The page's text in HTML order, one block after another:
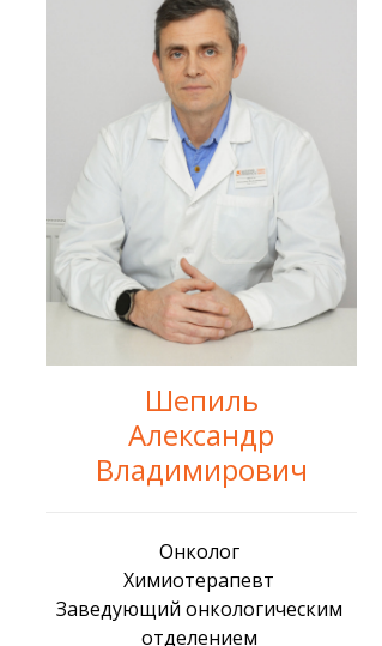
Шепиль
Александр
Владимирович